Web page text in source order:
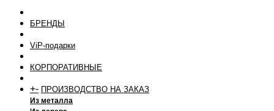
БРЕНДЫ
ViP-подарки
КОРПОРАТИВНЫЕ
+- ПРОИЗВОДСТВО НА ЗАКАЗ
Из металла